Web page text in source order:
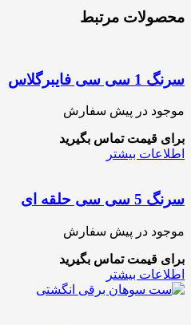
محصولات مرتبط
سرنگ 1 سی سی فایبرگلاس
موجود در پیش سفارش
برای قیمت تماس بگیرید
اطلاعات بیشتر
سرنگ 5 سی سی حلقه ای
موجود در پیش سفارش
برای قیمت تماس بگیرید
اطلاعات بیشتر